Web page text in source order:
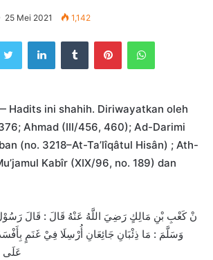
25 Mei 2021 1,142
TwitterLinkedInTumblrPinterestWhatsApp
Hadits ini shahih. Diriwayatkan oleh
Ahmad (III/456, 460); Ad-Darimi
(no. 3218–At-Ta’lîqâtul Hisân) ; Ath-
Kabîr (XIX/96, no. 189) dan
نْ كَعْبِ بْنِ مَالِكٍ رَضِيَ اللَّهُ عَنْهُ قَالَ : قَالَ رَسُوْلُ
وَسَلَّمَ : مَا ذِئْبَانِ جَائِعَانِ أُرْسِلَا فِيْ غَنَمٍ
عَلَى